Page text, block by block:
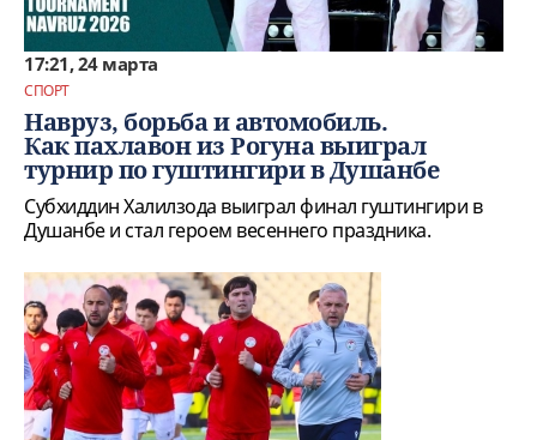
17:21, 24 марта
СПОРТ
Навруз, борьба и автомобиль.
Как пахлавон из Рогуна выиграл
турнир по гуштингири в Душанбе
Субхиддин Халилзода выиграл финал гуштингири в
Душанбе и стал героем весеннего праздника.